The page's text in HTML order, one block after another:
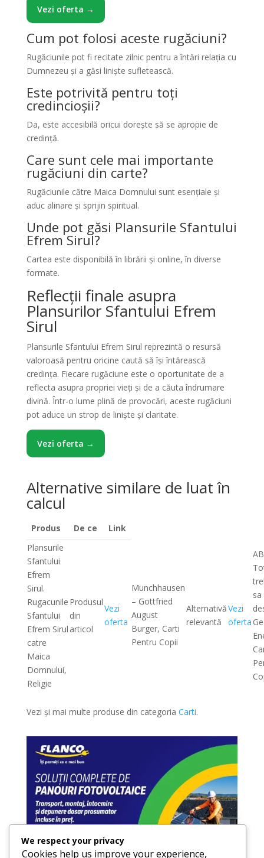
Vezi oferta →
Cum pot folosi aceste rugăciuni?
Rugăciunile pot fi recitate zilnic pentru a întări relația cu
Dumnezeu și a găsi liniște sufletească.
Este potrivită pentru toți
credincioșii?
Da, este accesibilă oricui dorește să se apropie de
credință.
Care sunt cele mai importante
rugăciuni din carte?
Rugăciunile către Maica Domnului sunt esențiale și
aduc alinare și sprijin spiritual.
Unde pot găsi Plansurile Sfantului
Efrem Sirul?
Cartea este disponibilă în librării și online, în diverse
formate.
Reflecții finale asupra
Plansurilor Sfantului Efrem
Sirul
Plansurile Sfantului Efrem Sirul reprezintă o resursă
valoroasă pentru oricine caută să își întărească
credința. Fiecare rugăciune este o oportunitate de a
reflecta asupra propriei vieți și de a căuta îndrumare
divină. Într-o lume plină de provocări, aceste rugăciuni
pot aduce un strop de liniște și claritate.
Vezi oferta →
Alternative similare de luat în
calcul
Produs De ce
Link
Plansurile
Sfantului
Efrem
Sirul.
Rugacunile
Sfantului
Efrem Sirul
catre
Maica
Domnului,
Religie
Produsul
din
articol
Vezi
oferta
Munchhausen
– Gottfried
August
Burger, Carti
Pentru Copii
Alternativă
relevantă
Vezi
oferta
sa
Vezi și mai multe produse din categoria Carti.
We respect your privacy
Cookies help us improve your experience,